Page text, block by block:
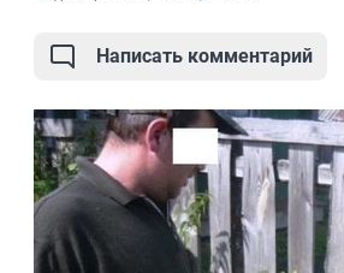
Написать комментарий